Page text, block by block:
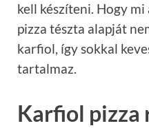
kell készíteni. Hogy mi
pizza tészta alapját
karfiol, így sokkal
tartalmaz.
Karfiol pizza